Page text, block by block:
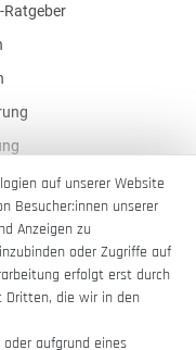
Ratgeber
auf unserer Website
Besucher:innen unserer
Anzeigen zu
oder Zugriffe auf
erfolgt erst durch
Dritten, die wir in den
aufgrund eines